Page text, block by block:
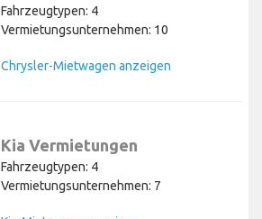
Fahrzeugtypen: 4
Vermietungsunternehmen: 10
Chrysler-Mietwagen anzeigen
Kia Vermietungen
Fahrzeugtypen: 4
Vermietungsunternehmen: 7